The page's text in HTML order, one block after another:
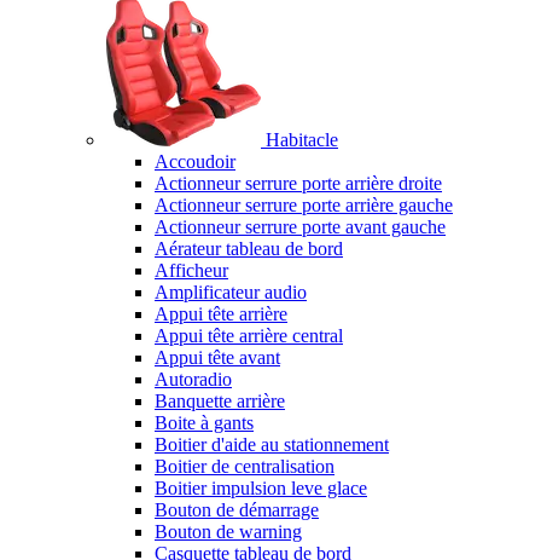
Habitacle
Accoudoir
Actionneur serrure porte arrière droite
Actionneur serrure porte arrière gauche
Actionneur serrure porte avant gauche
Aérateur tableau de bord
Afficheur
Amplificateur audio
Appui tête arrière
Appui tête arrière central
Appui tête avant
Autoradio
Banquette arrière
Boite à gants
Boitier d'aide au stationnement
Boitier de centralisation
Boitier impulsion leve glace
Bouton de démarrage
Bouton de warning
Casquette tableau de bord